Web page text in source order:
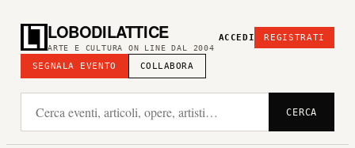
LOBODILATTICE
ARTE E CULTURA ON LINE DAL 2004
SEGNALA EVENTO COLLABORA
ACCEDI REGISTRATI
CERCA